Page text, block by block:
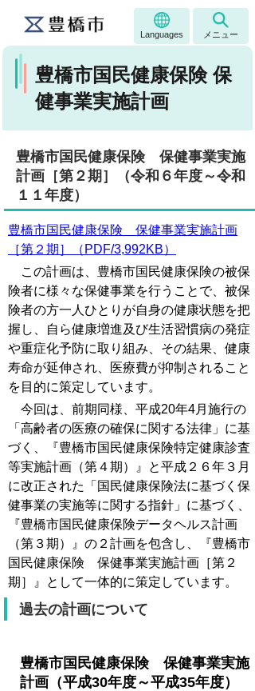
Languages メニュー
豊橋市国民健康保険 保
健事業実施計画
豊橋市国民健康保険 保健事業実施
計画［第２期］（令和６年度～令和
１１年度）
豊橋市国民健康保険 保健事業実施計画
［第２期］（PDF/3,992KB）
この計画は、豊橋市国民健康保険の被保
険者に様々な保健事業を行うことで、被保
険者の方一人ひとりが自身の健康状態を把
握し、自ら健康増進及び生活習慣病の発症
や重症化予防に取り組み、その結果、健康
寿命が延伸され、医療費が抑制されること
を目的に策定しています。
今回は、前期同様、平成20年4月施行の
「高齢者の医療の確保に関する法律」に基
づく、『豊橋市国民健康保険特定健康診査
等実施計画（第４期）』と平成２６年３月
に改正された「国民健康保険法に基づく保
健事業の実施等に関する指針」に基づく、
『豊橋市国民健康保険データヘルス計画
（第３期）』の２計画を包含し、『豊橋市
国民健康保険 保健事業実施計画［第２
期］』として一体的に策定しています。
過去の計画について
豊橋市国民健康保険 保健事業実施
計画（平成30年度～平成35年度）